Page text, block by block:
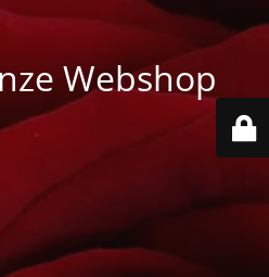
Webshop